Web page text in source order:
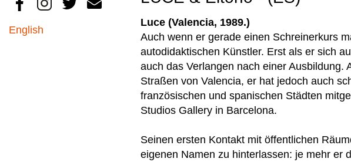
English
Luce (Valencia, 1989.)
Auch wenn er gerade einen Schreinerkurs
autodidaktischen Künstler. Erst als er sich
auch das Verlangen nach einer Ausbildung.
Straßen von Valencia, er hat jedoch auch
französischen und spanischen Städten
Studios Gallery in Barcelona.
Seinen ersten Kontakt mit öffentlichen
eigenen Namen zu hinterlassen: je mehr er